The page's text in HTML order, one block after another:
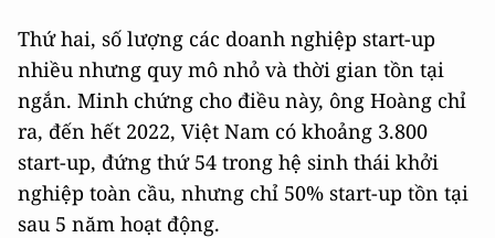
Thứ hai, số lượng các doanh nghiệp start-up
nhiều nhưng quy mô nhỏ và thời gian tồn tại
ngắn. Minh chứng cho điều này, ông Hoàng chỉ
ra, đến hết 2022, Việt Nam có khoảng 3.800
start-up, đứng thứ 54 trong hệ sinh thái khởi
nghiệp toàn cầu, nhưng chỉ 50% start-up tồn tại
sau 5 năm hoạt động.